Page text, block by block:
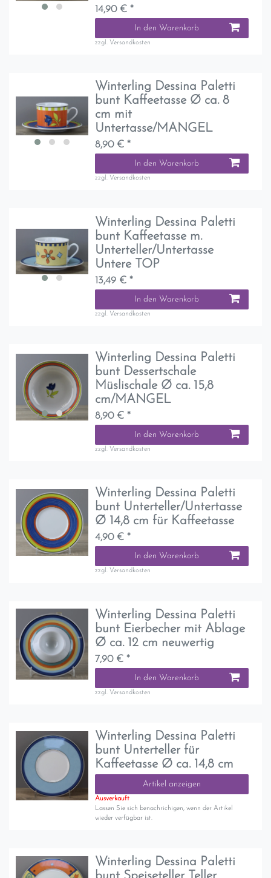
14,90 € *
In den Warenkorb
zzgl. Versandkosten
Winterling Dessina Paletti
bunt Kaffeetasse Ø ca. 8
cm mit
Untertasse/MANGEL
8,90 € *
In den Warenkorb
zzgl. Versandkosten
Winterling Dessina Paletti
bunt Kaffeetasse m.
Unterteller/Untertasse
Untere TOP
13,49 € *
In den Warenkorb
zzgl. Versandkosten
Winterling Dessina Paletti
bunt Dessertschale
Müslischale Ø ca. 15,8
cm/MANGEL
8,90 € *
In den Warenkorb
zzgl. Versandkosten
Winterling Dessina Paletti
bunt Unterteller/Untertasse
Ø 14,8 cm für Kaffeetasse
4,90 € *
In den Warenkorb
zzgl. Versandkosten
Winterling Dessina Paletti
bunt Eierbecher mit Ablage
Ø ca. 12 cm neuwertig
7,90 € *
In den Warenkorb
zzgl. Versandkosten
Winterling Dessina Paletti
bunt Unterteller für
Kaffeetasse Ø ca. 14,8 cm
Artikel anzeigen
Ausverkauft
Lassen Sie sich benachrichigen, wenn der Artikel
wieder verfügbar ist.
Winterling Dessina Paletti